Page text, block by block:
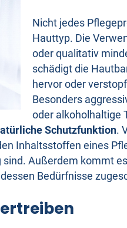
Nicht jedes
Hauttyp. Die
oder qualitativ
schädigt die
hervor oder
Besonders
oder alkoholhaltige
Schutzfunktion.
Inhaltsstoffen eines
Außerdem kommt
Bedürfnisse